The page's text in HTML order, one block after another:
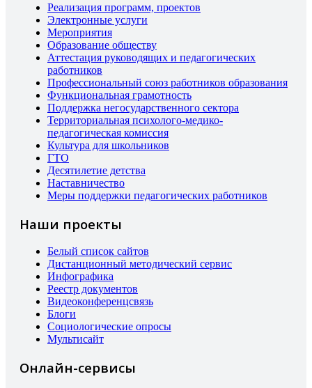
Реализация программ, проектов
Электронные услуги
Мероприятия
Образование обществу
Аттестация руководящих и педагогических
работников
Профессиональный союз работников образования
Функциональная грамотность
Поддержка негосударственного сектора
Территориальная психолого-медико-
педагогическая комиссия
Культура для школьников
ГТО
Десятилетие детства
Наставничество
Меры поддержки педагогических работников
Наши проекты
Белый список сайтов
Дистанционный методический сервис
Инфографика
Реестр документов
Видеоконференцсвязь
Блоги
Социологические опросы
Мультисайт
Онлайн-сервисы